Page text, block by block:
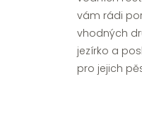
vám rádi
vhodných
jezírko a
pro jejich